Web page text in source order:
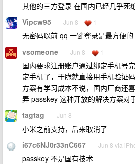
其他的三方登录 在国内已经几乎死
Vipcw95 Jun 8 1
无密码以前 qq 一键登录是最方便的
vsomeone Jun 8 1
国内要求注册账户通过绑定手机号
定手机了，干脆就直接用手机验证
方案有学习成本不说，国内厂商还
弄 passkey 这种开放的解决方案对
tagtag Jun 8
小米之前支持，后来取消了
i67c6NJ0r33nC667 Jun 8 via
passkey 不是国有技术